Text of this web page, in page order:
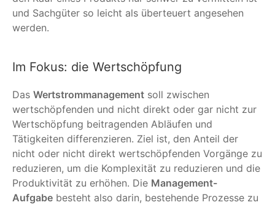
und Sachgüter so leicht als überteuert angesehen
werden.
Im Fokus: die Wertschöpfung
Das Wertstrommanagement soll zwischen
wertschöpfenden und nicht direkt oder gar nicht zur
Wertschöpfung beitragenden Abläufen und
Tätigkeiten differenzieren. Ziel ist, den Anteil der
nicht oder nicht direkt wertschöpfenden Vorgänge zu
reduzieren, um die Komplexität zu reduzieren und die
Produktivität zu erhöhen. Die Management-
Aufgabe besteht also darin, bestehende Prozesse zu